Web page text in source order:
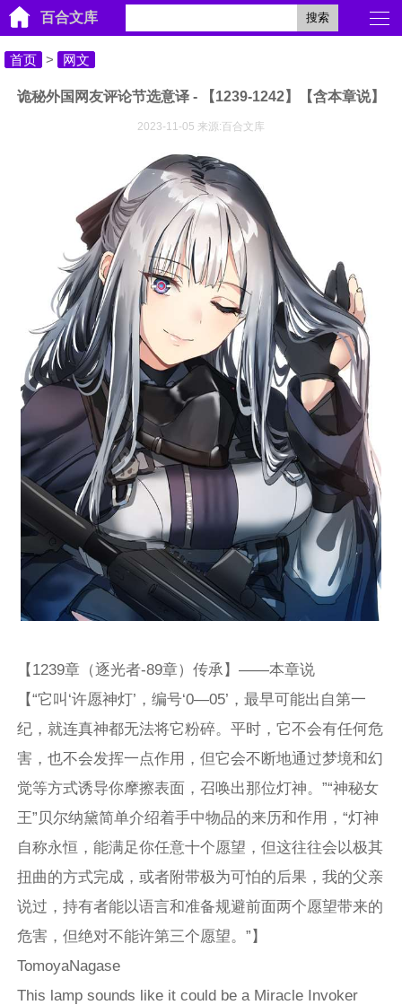
百合文库 搜索
首页 > 网文
诡秘外国网友评论节选意译 - 【1239-1242】【含本章说】
2023-11-05 来源:百合文库
【1239章（逐光者-89章）传承】——本章说
【“它叫‘许愿神灯’，编号‘0—05’，最早可能出自第一
纪，就连真神都无法将它粉碎。平时，它不会有任何危
害，也不会发挥一点作用，但它会不断地通过梦境和幻
觉等方式诱导你摩擦表面，召唤出那位灯神。”“神秘女
王”贝尔纳黛简单介绍着手中物品的来历和作用，“灯神
自称永恒，能满足你任意十个愿望，但这往往会以极其
扭曲的方式完成，或者附带极为可怕的后果，我的父亲
说过，持有者能以语言和准备规避前面两个愿望带来的
危害，但绝对不能许第三个愿望。”】
TomoyaNagase
This lamp sounds like it could be a Miracle Invoker